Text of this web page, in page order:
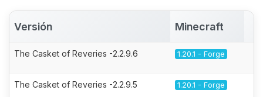
Versión Minecraft
The Casket of Reveries -2.2.9.6 1.20.1 - Forge
The Casket of Reveries -2.2.9.5 1.20.1 - Forge